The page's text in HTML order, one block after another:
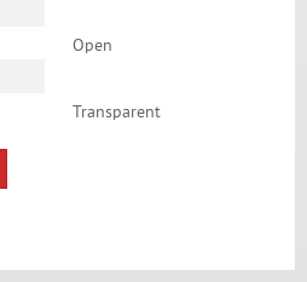
Open
Transparent